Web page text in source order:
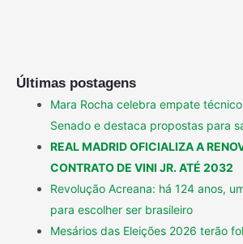
Últimas postagens
Mara Rocha celebra empate
Senado e destaca propostas para
REAL MADRID OFICIALIZA A
CONTRATO DE VINI JR. ATÉ 2032
Revolução Acreana: há 124 anos,
para escolher ser brasileiro
Mesários das Eleições 2026 terão